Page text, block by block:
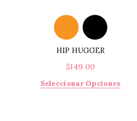
HIP HUGGER
$149.00
Seleccionar OpcionesEste